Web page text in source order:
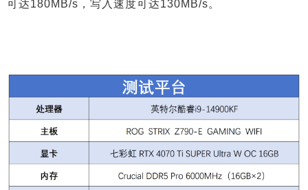
可达180MB/s，写入速度可达130MB/s。